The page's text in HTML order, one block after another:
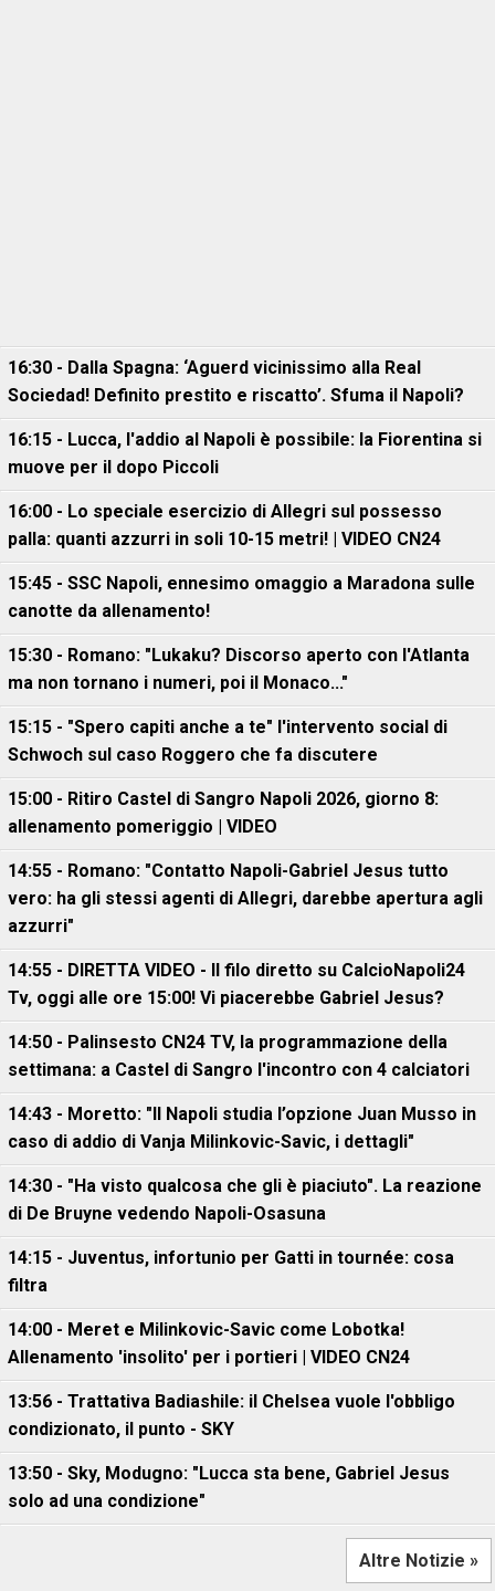
16:30 - Dalla Spagna: ‘Aguerd vicinissimo alla Real
Sociedad! Definito prestito e riscatto’. Sfuma il Napoli?
16:15 - Lucca, l'addio al Napoli è possibile: la Fiorentina si
muove per il dopo Piccoli
16:00 - Lo speciale esercizio di Allegri sul possesso
palla: quanti azzurri in soli 10-15 metri! | VIDEO CN24
15:45 - SSC Napoli, ennesimo omaggio a Maradona sulle
canotte da allenamento!
15:30 - Romano: "Lukaku? Discorso aperto con l'Atlanta
ma non tornano i numeri, poi il Monaco..."
15:15 - "Spero capiti anche a te" l'intervento social di
Schwoch sul caso Roggero che fa discutere
15:00 - Ritiro Castel di Sangro Napoli 2026, giorno 8:
allenamento pomeriggio | VIDEO
14:55 - Romano: "Contatto Napoli-Gabriel Jesus tutto
vero: ha gli stessi agenti di Allegri, darebbe apertura agli
azzurri"
14:55 - DIRETTA VIDEO - Il filo diretto su CalcioNapoli24
Tv, oggi alle ore 15:00! Vi piacerebbe Gabriel Jesus?
14:50 - Palinsesto CN24 TV, la programmazione della
settimana: a Castel di Sangro l'incontro con 4 calciatori
14:43 - Moretto: "Il Napoli studia l’opzione Juan Musso in
caso di addio di Vanja Milinkovic-Savic, i dettagli"
14:30 - "Ha visto qualcosa che gli è piaciuto". La reazione
di De Bruyne vedendo Napoli-Osasuna
14:15 - Juventus, infortunio per Gatti in tournée: cosa
filtra
14:00 - Meret e Milinkovic-Savic come Lobotka!
Allenamento 'insolito' per i portieri | VIDEO CN24
13:56 - Trattativa Badiashile: il Chelsea vuole l'obbligo
condizionato, il punto - SKY
13:50 - Sky, Modugno: "Lucca sta bene, Gabriel Jesus
solo ad una condizione"
Altre Notizie »